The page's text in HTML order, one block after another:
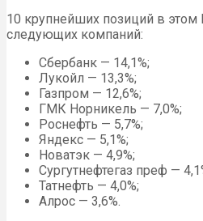
10 крупнейших позиций в
следующих компаний:
Сбербанк — 14,1%;
Лукойл — 13,3%;
Газпром — 12,6%;
ГМК Норникель — 7,0%;
Роснефть — 5,7%;
Яндекс — 5,1%;
Новатэк — 4,9%;
Сургутнефтегаз преф —
Татнефть — 4,0%;
Алрос — 3,6%.